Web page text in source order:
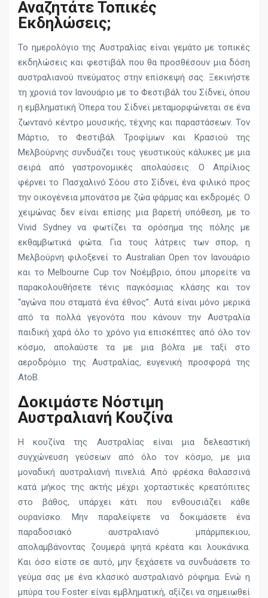
Αναζητάτε Τοπικές
Εκδηλώσεις;
Το ημερολόγιο της Αυστραλίας είναι γεμάτο με τοπικές
εκδηλώσεις και φεστιβάλ που θα προσθέσουν μια δόση
αυστραλιανού πνεύματος στην επίσκεψή σας. Ξεκινήστε
τη χρονιά τον Ιανουάριο με το Φεστιβάλ του Σίδνεϊ, όπου
η εμβληματική Όπερα του Σίδνεϊ μεταμορφώνεται σε ένα
ζωντανό κέντρο μουσικής, τέχνης και παραστάσεων. Τον
Μάρτιο, το Φεστιβάλ Τροφίμων και Κρασιού της
Μελβούρνης συνδυάζει τους γευστικούς κάλυκες με μια
σειρά από γαστρονομικές απολαύσεις. Ο Απρίλιος
φέρνει το Πασχαλινό Σόου στο Σίδνεϊ, ένα φιλικό προς
την οικογένεια μπονάτσα με ζώα φάρμας και εκδρομές. Ο
χειμώνας δεν είναι επίσης μια βαρετή υπόθεση, με το
Vivid Sydney να φωτίζει τα ορόσημα της πόλης με
εκθαμβωτικά φώτα. Για τους λάτρεις των σπορ, η
Μελβούρνη φιλοξενεί το Australian Open τον Ιανουάριο
και το Melbourne Cup τον Νοέμβριο, όπου μπορείτε να
παρακολουθήσετε τένις παγκόσμιας κλάσης και τον
“αγώνα που σταματά ένα έθνος”. Αυτά είναι μόνο μερικά
από τα πολλά γεγονότα που κάνουν την Αυστραλία
παιδική χαρά όλο το χρόνο για επισκέπτες από όλο τον
κόσμο, απολαύστε τα με μια βόλτα με ταξί στο
αεροδρόμιο της Αυστραλίας, ευγενική προσφορά της
AtoB.
Δοκιμάστε Νόστιμη
Αυστραλιανή Κουζίνα
Η κουζίνα της Αυστραλίας είναι μια δελεαστική
συγχώνευση γεύσεων από όλο τον κόσμο, με μια
μοναδική αυστραλιανή πινελιά. Από φρέσκα θαλασσινά
κατά μήκος της ακτής μέχρι χορταστικές κρεατόπιτες
στο βάθος, υπάρχει κάτι που ενθουσιάζει κάθε
ουρανίσκο. Μην παραλείψετε να δοκιμάσετε ένα
παραδοσιακό αυστραλιανό μπάρμπεκιου,
απολαμβάνοντας ζουμερά ψητά κρέατα και λουκάνικα.
Και όσο είστε σε αυτό, μην ξεχάσετε να συνδυάσετε το
γεύμα σας με ένα κλασικό αυστραλιανό ρόφημα. Ενώ η
μπύρα του Foster είναι εμβληματική, αξίζει να σημειωθεί